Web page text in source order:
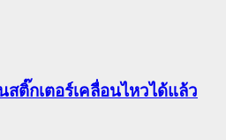
สติ๊กเตอร์เคลื่อนไหวได้แล้ว